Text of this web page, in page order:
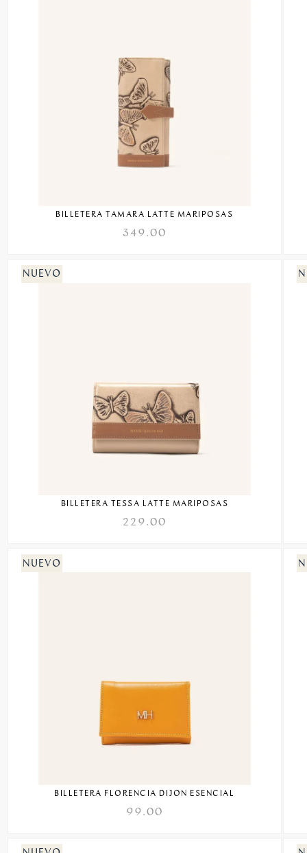
BILLETERA TAMARA LATTE MARIPOSAS
349.00
BILLETERA TESSA LATTE MARIPOSAS
229.00
BILLETERA FLORENCIA DIJON ESENCIAL
99.00